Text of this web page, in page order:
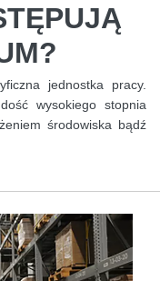
jednostka pracy.
wysokiego stopnia
środowiska bądź